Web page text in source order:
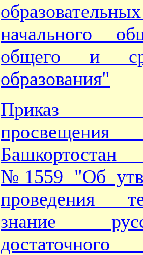
начального
общего и
образования"
Приказ
№1559 "Об
проведения
знание